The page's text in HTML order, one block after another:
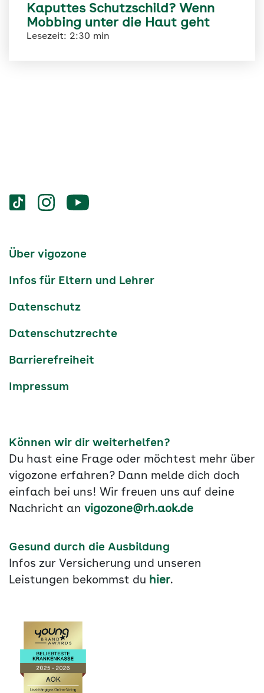
Kaputtes Schutzschild? Wenn
Mobbing unter die Haut geht
Lesezeit: 2:30 min
Services
Social-
vigozone.de
vigozone.devigozone.de
Services-
Über vigozone
Infos für Eltern und Lehrer
Datenschutz
Datenschutzrechte
Barrierefreiheit
Impressum
Können wir dir weiterhelfen?
Du hast eine Frage oder möchtest mehr über
vigozone erfahren? Dann melde dich doch
einfach bei uns! Wir freuen uns auf deine
Nachricht an vigozone@rh.aok.de
Gesund durch die Ausbildung
Infos zur Versicherung und unseren
Leistungen bekommst du hier.